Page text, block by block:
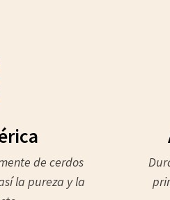
de cerdos
la pureza y la